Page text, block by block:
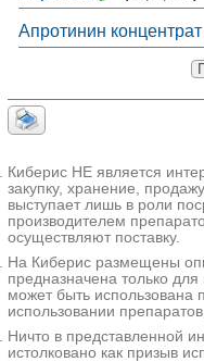
Апротинин концентрат
Киберис НЕ является
закупку, хранение,
выступает лишь в роли
производителем
осуществляют поставку.
На Киберис размещены
предназначена только
может быть
использовании
Ничто в представленной
истолковано как призыв